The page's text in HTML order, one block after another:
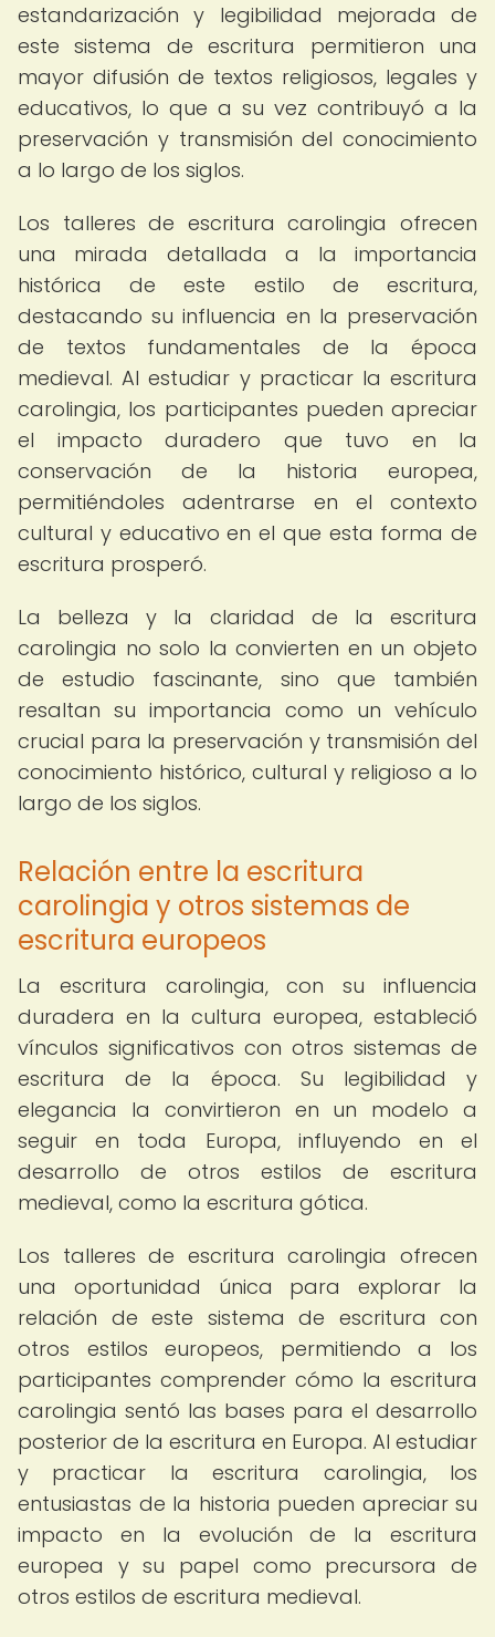
estandarización y legibilidad mejorada de
este sistema de escritura permitieron una
mayor difusión de textos religiosos, legales y
educativos, lo que a su vez contribuyó a la
preservación y transmisión del conocimiento
a lo largo de los siglos.
Los talleres de escritura carolingia ofrecen
una mirada detallada a la importancia
histórica de este estilo de escritura,
destacando su influencia en la preservación
de textos fundamentales de la época
medieval. Al estudiar y practicar la escritura
carolingia, los participantes pueden apreciar
el impacto duradero que tuvo en la
conservación de la historia europea,
permitiéndoles adentrarse en el contexto
cultural y educativo en el que esta forma de
escritura prosperó.
La belleza y la claridad de la escritura
carolingia no solo la convierten en un objeto
de estudio fascinante, sino que también
resaltan su importancia como un vehículo
crucial para la preservación y transmisión del
conocimiento histórico, cultural y religioso a lo
largo de los siglos.
Relación entre la escritura
carolingia y otros sistemas de
escritura europeos
La escritura carolingia, con su influencia
duradera en la cultura europea, estableció
vínculos significativos con otros sistemas de
escritura de la época. Su legibilidad y
elegancia la convirtieron en un modelo a
seguir en toda Europa, influyendo en el
desarrollo de otros estilos de escritura
medieval, como la escritura gótica.
Los talleres de escritura carolingia ofrecen
una oportunidad única para explorar la
relación de este sistema de escritura con
otros estilos europeos, permitiendo a los
participantes comprender cómo la escritura
carolingia sentó las bases para el desarrollo
posterior de la escritura en Europa. Al estudiar
y practicar la escritura carolingia, los
entusiastas de la historia pueden apreciar su
impacto en la evolución de la escritura
europea y su papel como precursora de
otros estilos de escritura medieval.